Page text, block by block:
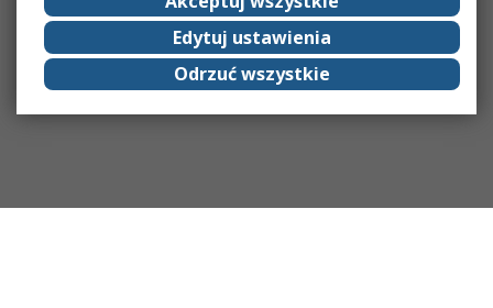
Edytuj ustawienia
Odrzuć wszystkie